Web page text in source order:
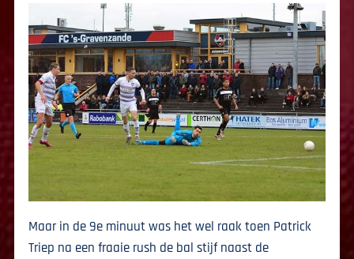
Maar in de 9e minuut was het wel raak toen Patrick
Triep na een fraaie rush de bal stijf naast de